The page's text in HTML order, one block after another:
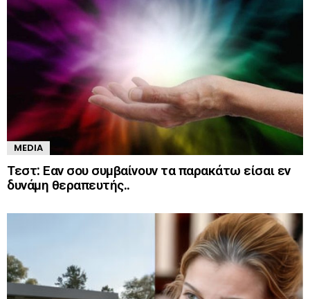
MEDIA
Τεστ: Εαν σου συμβαίνουν τα παρακάτω είσαι εν
δυνάμη θεραπευτής..